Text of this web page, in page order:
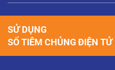
SỬ DỤNG
SỔ TIÊM CHỦNG ĐIỆN TỬ